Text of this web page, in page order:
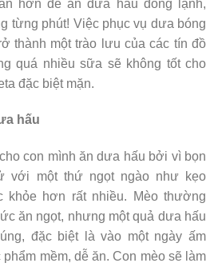
hơn để ăn dưa hấu đông lạnh,
từng phút! Việc phục vụ dưa bóng
thành một trào lưu của các tín đồ
quá nhiều sữa sẽ không tốt cho
đặc biệt mặn.
hấu
con mình ăn dưa hấu bởi vì bọn
với một thứ ngọt ngào như kẹo
khỏe hơn rất nhiều. Mèo thường
ăn ngọt, nhưng một quả dưa hấu
đặc biệt là vào một ngày ấm
mềm, dễ ăn. Con mèo sẽ làm